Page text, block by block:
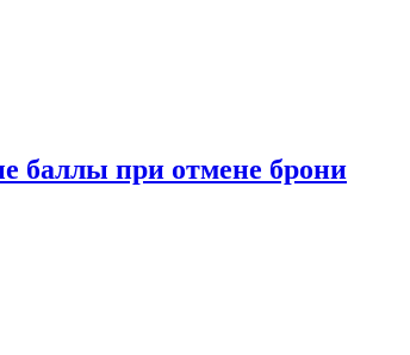
баллы при отмене брони